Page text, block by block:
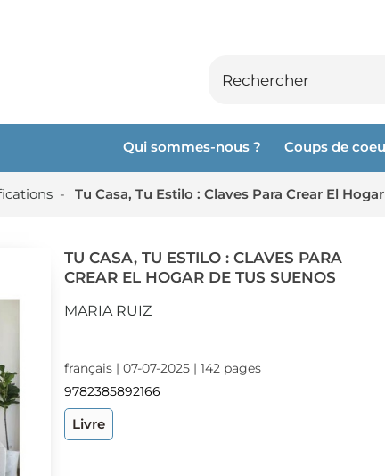
Qui sommes-nous ? Coups de
- Tu Casa, Tu Estilo : Claves Para Crear El
TU CASA, TU ESTILO : CLAVES PARA
CREAR EL HOGAR DE TUS SUENOS
MARIA RUIZ
français | 07-07-2025 | 142 pages
9782385892166
Livre